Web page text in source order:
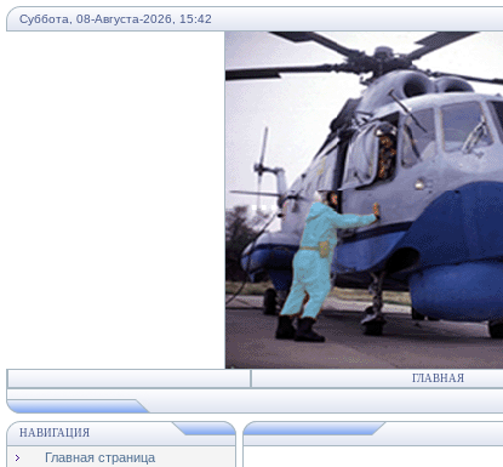
Суббота, 08-Августа-2026, 15:42
...
ГЛАВНАЯ
НАВИГАЦИЯ
Главная страница